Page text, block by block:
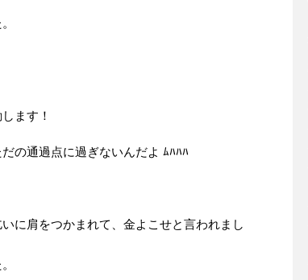
ます！
の通過点に過ぎないんだよ ﾑﾊﾊﾊ
に肩をつかまれて、金よこせと言われまし